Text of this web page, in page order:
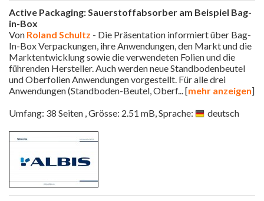
Active Packaging: Sauerstoffabsorber am Beispiel Bag-
in-Box
Von Roland Schultz - Die Präsentation informiert über Bag-
In-Box Verpackungen, ihre Anwendungen, den Markt und die
Marktentwicklung sowie die verwendeten Folien und die
führenden Hersteller. Auch werden neue Standbodenbeutel
und Oberfolien Anwendungen vorgestellt. Für alle drei
Anwendungen (Standboden-Beutel, Oberf... [mehr anzeigen]
Umfang: 38 Seiten , Grösse: 2.51 mB, Sprache:
deutsch